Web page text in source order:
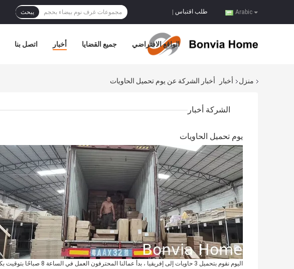
Arabic طلب اقتباس يبحث
اتصل بنا أخبار جميع القضايا الواقع الافتراضي
منزل أخبار أخبار الشركة عن يوم تحميل الحاويات
الشركة أخبار
يوم تحميل الحاويات